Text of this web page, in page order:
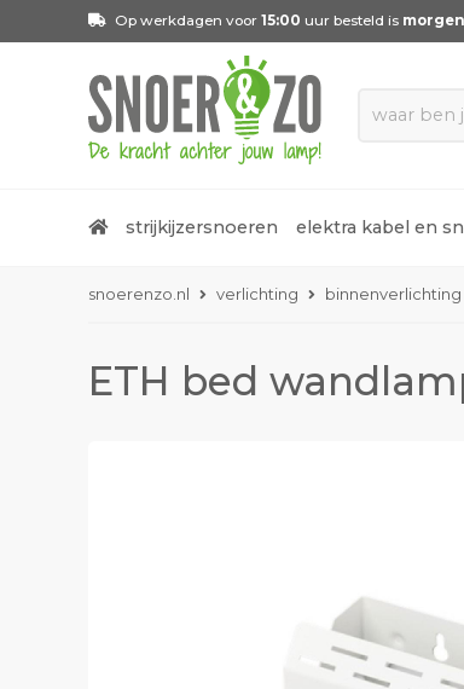
Op werkdagen voor 15:00 uur besteld is
strijkijzersnoeren elektra kabel en
snoerenzo.nl verlichting binnenverlichting
ETH bed